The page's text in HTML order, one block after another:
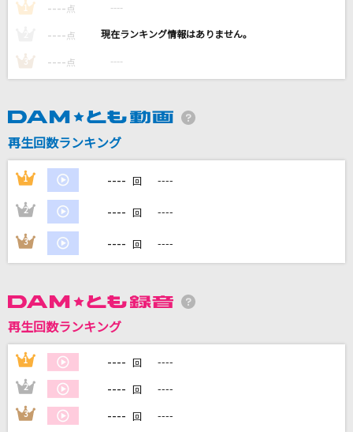
CHE.R.RY
睡蓮花
Ado
カラオケ最新情報をチェック！
1 ---- 点 ----
---- 点 ----
3 ---- 点 ----
再生回数ランキング
1 ---- 回 ----
2 ---- 回 ----
3 ---- 回 ----
再生回数ランキング
1 ---- 回 ----
2 ---- 回 ----
3 ---- 回 ----